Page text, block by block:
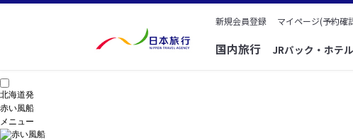
新規会員登録 マイページ(予約確
国内旅行 JRパック・ホテ
北海道発
赤い風船
メニュー